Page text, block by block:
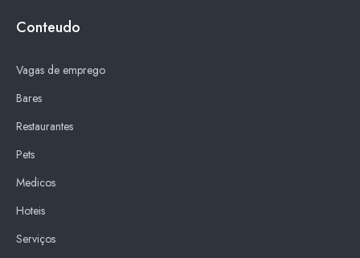
Conteudo
Vagas de emprego
Bares
Restaurantes
Pets
Medicos
Hoteis
Serviços